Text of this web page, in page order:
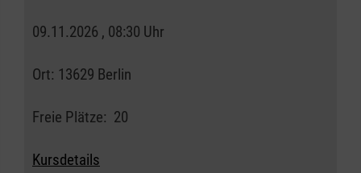
09.11.2026 , 08:30 Uhr
Ort: 13629 Berlin
Freie Plätze: 20
Kursdetails